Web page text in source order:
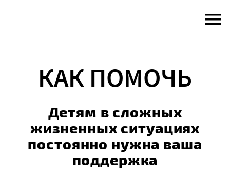
КАК ПОМОЧЬ
Детям в сложных
жизненных ситуациях
постоянно нужна ваша
поддержка